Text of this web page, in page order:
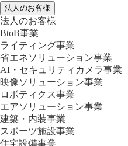
法人のお客様
法人のお客様
BtoB事業
ライティング事業
省エネソリューション事業
AI・セキュリティカメラ事業
映像ソリューション事業
ロボティクス事業
エアソリューション事業
建築・内装事業
スポーツ施設事業
住宅設備事業